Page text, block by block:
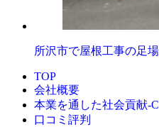
所沢市で屋根工事の足
TOP
会社概要
本業を通した社会貢献-
口コミ評判